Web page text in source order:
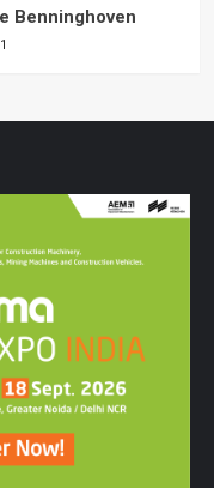
Benninghoven